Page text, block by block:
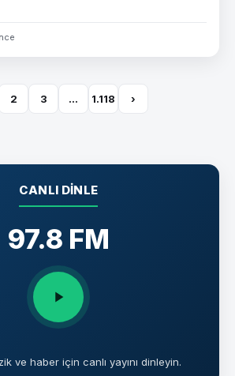
2 3 … 1.118 ›
CANLI DINLE
97.8 FM
ve haber için canlı yayını dinleyin.